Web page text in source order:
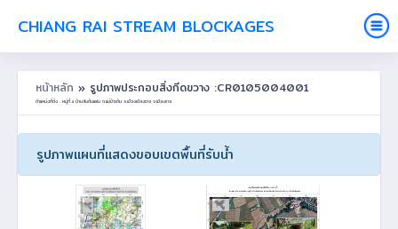
CHIANG RAI STREAM BLOCKAGES
หน้าหลัก » รูปภาพประกอบสิ่งกีดขวาง :CR0105004001
ตำแหน่งที่ตั้ง : หมู่ที่ 4 บ้านสันต้นแฟน ต.แม่ข้าวต้ม อ.เมืองเชียงราย จ.เชียงราย
รูปภาพแผนที่แสดงขอบเขตพื้นที่รับน้ำ